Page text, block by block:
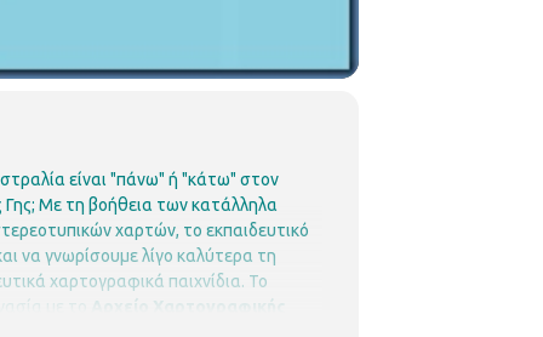
είναι "πάνω" ή "κάτω" στον
Mε τη βοήθεια των κατάλληλα
χαρτών, το εκπαιδευτικό
να γνωρίσουμε λίγο καλύτερα τη
χαρτογραφικά παιχνίδια. Το
με το
Αρχείο Χαρτογραφικής